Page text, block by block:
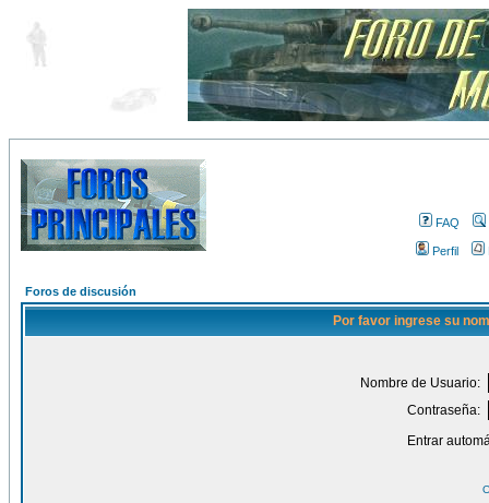
FAQ
Perfil
Foros de discusión
Por favor ingrese su
Nombre de Usuario:
Contraseña:
Entrar